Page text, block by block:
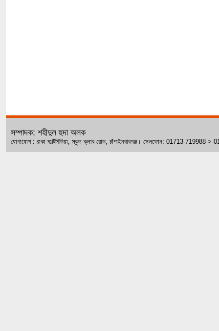
সম্পাদক: শহীদুল হুদা অলক
যোগাযোগ : রাকা মাল্টিমিডিয়া, স্কুল ক্লাব রোড, চাঁপাইনবাবগঞ্জ। সেলফোন: 01713-